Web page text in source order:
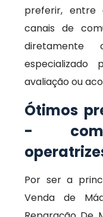
preferir, entre
canais de
diretamente
especializado
avaliação ou
Ótimos
-
Por ser a
Venda de